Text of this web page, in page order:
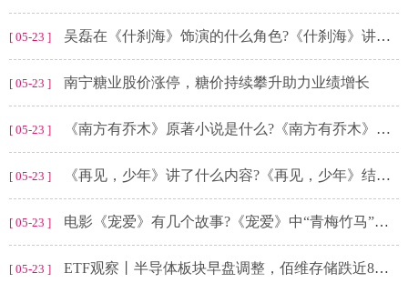
[ 05-23 ] 吴磊在《什刹海》饰演的什么角色?《什刹海》讲的是什么故事?
[ 05-23 ] 南宁糖业股价涨停，糖价持续攀升助力业绩增长
[ 05-23 ] 《南方有乔木》原著小说是什么?《南方有乔木》时樾有几个身份?
[ 05-23 ] 《再见，少年》讲了什么内容?《再见，少年》结局黎菲怎么了?
[ 05-23 ] 电影《宠爱》有几个故事?《宠爱》中“青梅竹马”故事讲的是什么?
[ 05-23 ] ETF观察丨半导体板块早盘调整，佰维存储跌近8%，数字经济ETF（159658）频现溢价